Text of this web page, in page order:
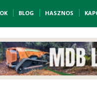
BLOG HASZNOS